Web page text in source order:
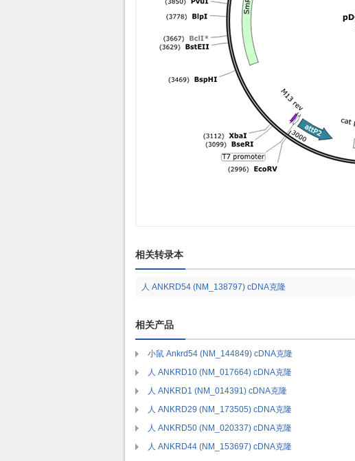
相关转录本
人 ANKRD54 (NM_138797) cDNA克隆
相关产品
小鼠 Ankrd54 (NM_144849) cDNA克隆
人 ANKRD10 (NM_017664) cDNA克隆
人 ANKRD1 (NM_014391) cDNA克隆
人 ANKRD29 (NM_173505) cDNA克隆
人 ANKRD50 (NM_020337) cDNA克隆
人 ANKRD44 (NM_153697) cDNA克隆